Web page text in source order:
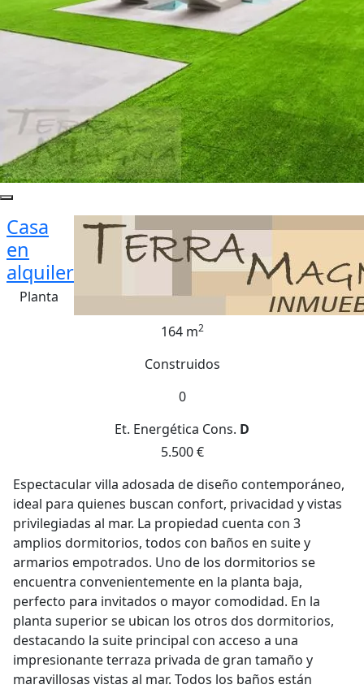
Casa
en
alquiler
Planta
164 m2
Construidos
0
Et. Energética Cons. D
5.500 €
Espectacular villa adosada de diseño contemporáneo,
ideal para quienes buscan confort, privacidad y vistas
privilegiadas al mar. La propiedad cuenta con 3
amplios dormitorios, todos con baños en suite y
armarios empotrados. Uno de los dormitorios se
encuentra convenientemente en la planta baja,
perfecto para invitados o mayor comodidad. En la
planta superior se ubican los otros dos dormitorios,
destacando la suite principal con acceso a una
impresionante terraza privada de gran tamaño y
maravillosas vistas al mar. Todos los baños están